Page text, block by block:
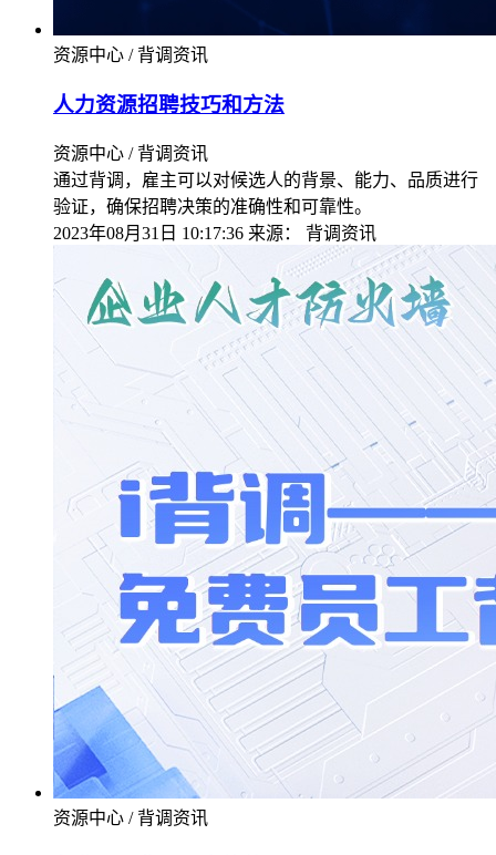
资源中心 / 背调资讯
人力资源招聘技巧和方法
资源中心 / 背调资讯
通过背调，雇主可以对候选人的背景、能力、品质进行
验证，确保招聘决策的准确性和可靠性。
2023年08月31日 10:17:36 来源： 背调资讯
资源中心 / 背调资讯